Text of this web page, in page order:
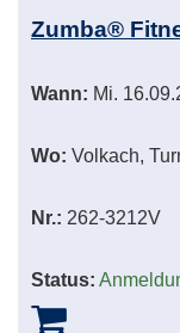
Zumba®
Wann: Mi.
Wo: Volkach,
Nr.: 262-3212V
Status: